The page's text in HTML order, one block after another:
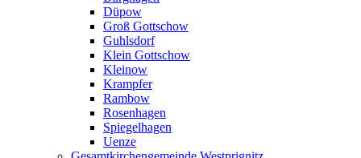
Düpow
Groß Gottschow
Guhlsdorf
Klein Gottschow
Kleinow
Krampfer
Rambow
Rosenhagen
Spiegelhagen
Uenze